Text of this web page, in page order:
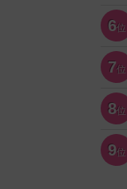
6位
7位
8位
9位